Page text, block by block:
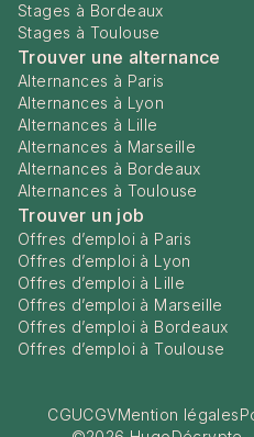
Stages à Bordeaux
Stages à Toulouse
Trouver une alternance
Alternances à Paris
Alternances à Lyon
Alternances à Lille
Alternances à Marseille
Alternances à Bordeaux
Alternances à Toulouse
Trouver un job
Offres d’emploi à Paris
Offres d’emploi à Lyon
Offres d’emploi à Lille
Offres d’emploi à Marseille
Offres d’emploi à Bordeaux
Offres d’emploi à Toulouse
CGUCGVMention légales